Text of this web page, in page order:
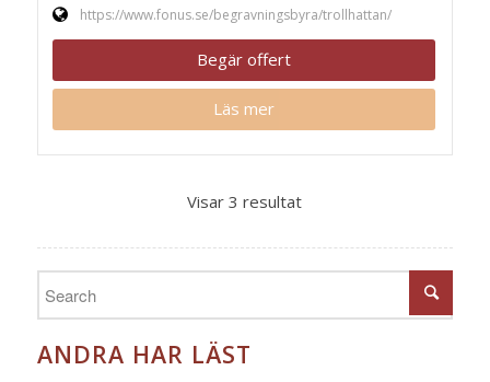
https://www.fonus.se/begravningsbyra/trollhattan/
Begär offert
Läs mer
Visar 3 resultat
ANDRA HAR LÄST